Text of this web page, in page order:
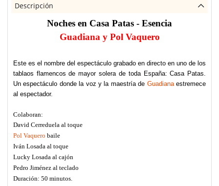
Descripción
Noches en Casa Patas - Esencia
Guadiana y Pol Vaquero
Este es el nombre del espectáculo grabado en directo en uno de los
tablaos flamencos de mayor solera de toda España: Casa Patas.
Un espectáculo donde la voz y la maestríade Guadianaestremece
al espectador.
Colaboran:
David Cerreduela al toque
Pol Vaquero baile
Iván Losada al toque
Lucky Losada al cajón
Pedro Jiménez al teclado
Duración: 50 minutos.